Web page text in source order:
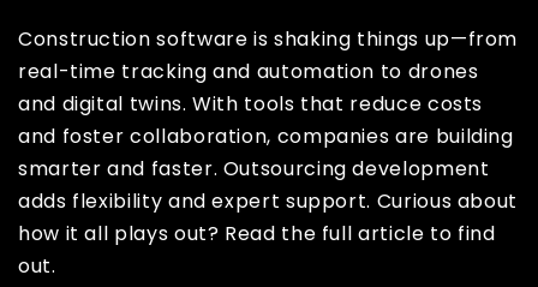
Construction software is shaking things up—from
real-time tracking and automation to drones
and digital twins. With tools that reduce costs
and foster collaboration, companies are building
smarter and faster. Outsourcing development
adds flexibility and expert support. Curious about
how it all plays out? Read the full article to find
out.